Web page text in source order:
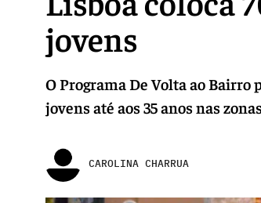
jovens
O Programa De Volta ao
jovens até aos 35 anos nas
CAROLINA CHARRUA